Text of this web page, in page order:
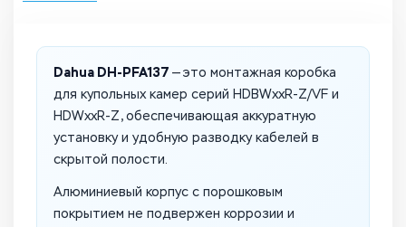
Dahua DH-PFA137 — это монтажная коробка
для купольных камер серий HDBWxxR-Z/VF и
HDWxxR-Z, обеспечивающая аккуратную
установку и удобную разводку кабелей в
скрытой полости.
Алюминиевый корпус с порошковым
покрытием не подвержен коррозии и